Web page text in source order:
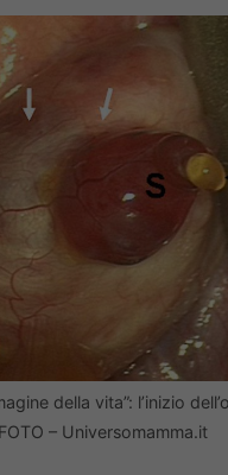
della vita”: l’inizio
– Universomamma.it